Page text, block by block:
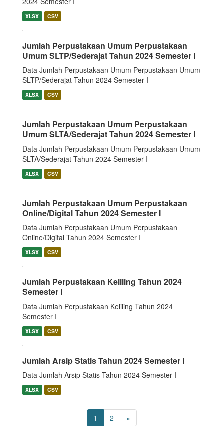
XLSX CSV
Jumlah Perpustakaan Umum Perpustakaan
Umum SLTP/Sederajat Tahun 2024 Semester I
Data Jumlah Perpustakaan Umum Perpustakaan Umum
SLTP/Sederajat Tahun 2024 Semester I
XLSX CSV
Jumlah Perpustakaan Umum Perpustakaan
Umum SLTA/Sederajat Tahun 2024 Semester I
Data Jumlah Perpustakaan Umum Perpustakaan Umum
SLTA/Sederajat Tahun 2024 Semester I
XLSX CSV
Jumlah Perpustakaan Umum Perpustakaan
Online/Digital Tahun 2024 Semester I
Data Jumlah Perpustakaan Umum Perpustakaan
Online/Digital Tahun 2024 Semester I
XLSX CSV
Jumlah Perpustakaan Keliling Tahun 2024
Semester I
Data Jumlah Perpustakaan Keliling Tahun 2024
Semester I
XLSX CSV
Jumlah Arsip Statis Tahun 2024 Semester I
Data Jumlah Arsip Statis Tahun 2024 Semester I
XLSX CSV
1 2 »